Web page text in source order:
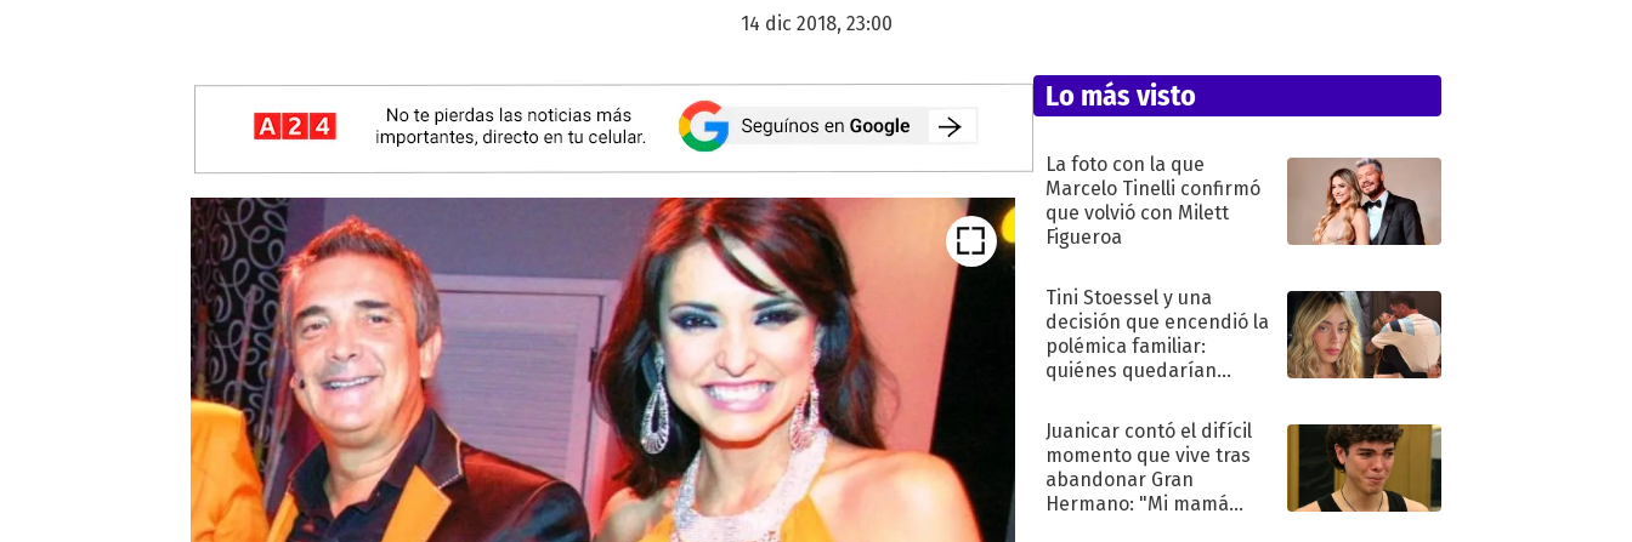
14 dic 2018, 23:00
Lo más visto
La foto con la que
Marcelo Tinelli confirmó
que volvió con Milett
Figueroa
Tini Stoessel y una
decisión que encendió la
polémica familiar:
quiénes quedarían
Juanicar contó el difícil
momento que vive tras
abandonar Gran
Hermano: "Mi mamá